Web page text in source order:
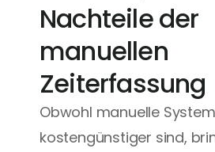
Nachteile der
manuellen
Zeiterfassung
Obwohl manuelle
kostengünstiger sind,